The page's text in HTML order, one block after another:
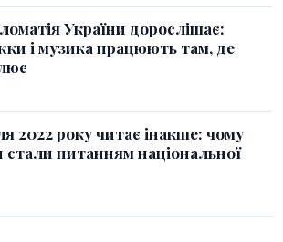
України дорослішає:
і музика працюють там, де
2022 року читає інакше: чому
питанням національної